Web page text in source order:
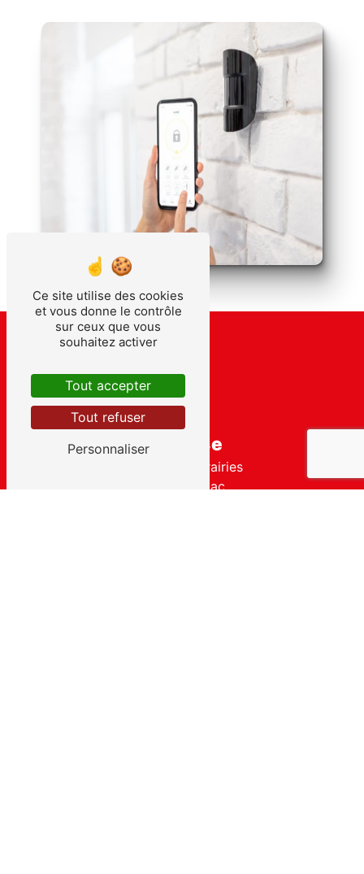
Adresse
143 Rte des Prairies
24610 Minzac
Ce site utilise des cookies
et vous donne le contrôle
sur ceux que vous
souhaitez activer
Tout accepter
Tout refuser
Personnaliser